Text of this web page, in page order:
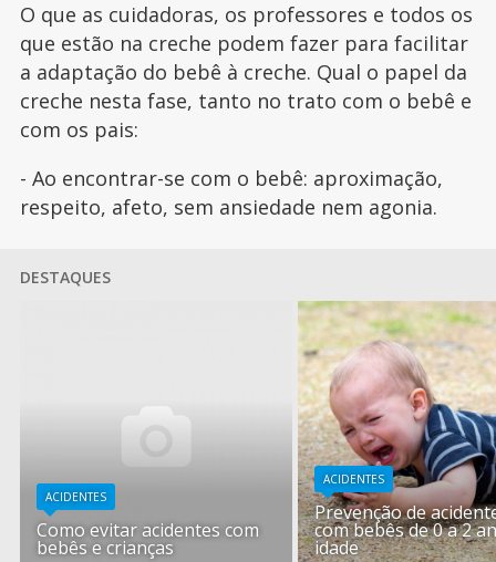
O que as cuidadoras, os professores e todos os
que estão na creche podem fazer para facilitar
a adaptação do bebê à creche. Qual o papel da
creche nesta fase, tanto no trato com o bebê e
com os pais:
- Ao encontrar-se com o bebê: aproximação,
respeito, afeto, sem ansiedade nem agonia.
DESTAQUES
ACIDENTES
Como evitar acidentes com
bebês e crianças
ACIDENTES
Prevenção de
com bebês de 0 a 2
idade